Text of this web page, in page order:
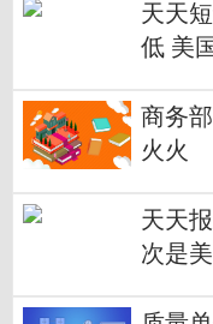
天天
低 美
商务
火火
天天
次是